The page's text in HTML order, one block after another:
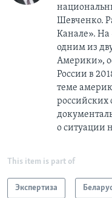
Шевченко.
Канале». На
одним из
Америки»,
России в
теме
российских
о ситуации
This item is part of
Экспертиза